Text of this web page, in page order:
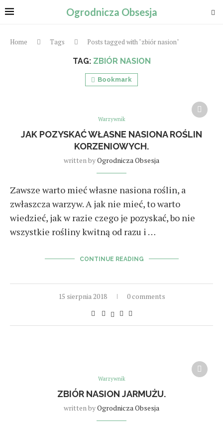
Ogrodnicza Obsesja
Home Tags Posts tagged with "zbiór nasion"
TAG: ZBIÓR NASION
Bookmark
Warzywnik
JAK POZYSKAĆ WŁASNE NASIONA ROŚLIN
KORZENIOWYCH.
written byOgrodnicza Obsesja
Zawsze warto mieć własne nasiona roślin, a
zwłaszcza warzyw. A jak nie mieć, to warto
wiedzieć, jak w razie czego je pozyskać, bo nie
wszystkie rośliny kwitną od razu i …
CONTINUE READING
15 sierpnia 2018 0 comments
Warzywnik
ZBIÓR NASION JARMUŻU.
written byOgrodnicza Obsesja